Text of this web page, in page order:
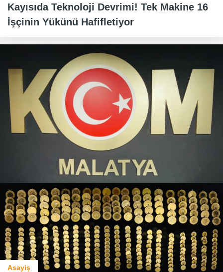
Kayısıda Teknoloji Devrimi! Tek Makine 16
İşçinin Yükünü Hafifletiyor
Asayiş